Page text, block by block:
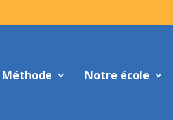
Méthode Notre école